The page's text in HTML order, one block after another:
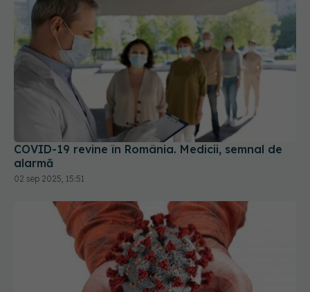
COVID-19 revine în România. Medicii, semnal de
alarmă
02 sep 2025, 15:51